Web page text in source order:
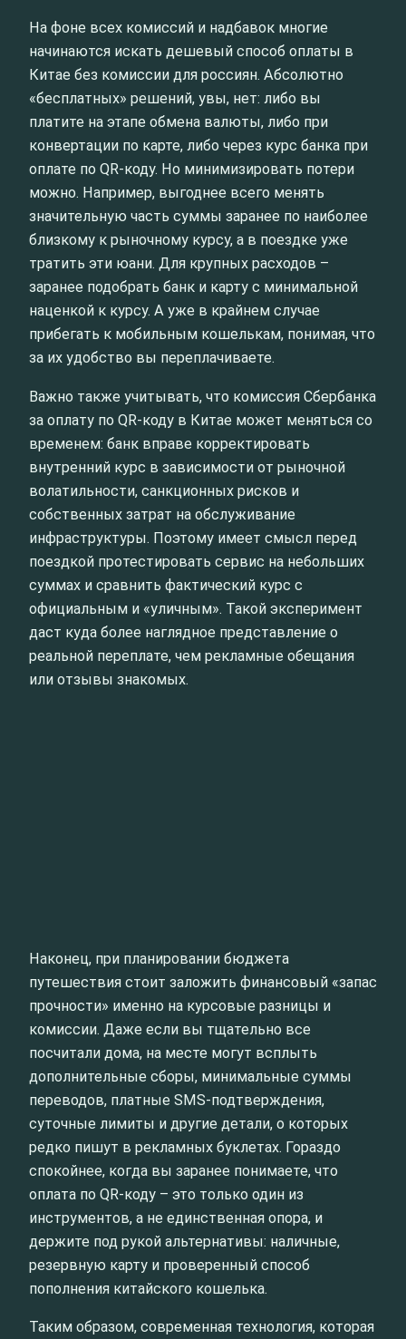
На фоне всех комиссий и надбавок многие
начинаются искать дешевый способ оплаты в
Китае без комиссии для россиян. Абсолютно
«бесплатных» решений, увы, нет: либо вы
платите на этапе обмена валюты, либо при
конвертации по карте, либо через курс банка при
оплате по QR-коду. Но минимизировать потери
можно. Например, выгоднее всего менять
значительную часть суммы заранее по наиболее
близкому к рыночному курсу, а в поездке уже
тратить эти юани. Для крупных расходов –
заранее подобрать банк и карту с минимальной
наценкой к курсу. А уже в крайнем случае
прибегать к мобильным кошелькам, понимая, что
за их удобство вы переплачиваете.
Важно также учитывать, что комиссия Сбербанка
за оплату по QR-коду в Китае может меняться со
временем: банк вправе корректировать
внутренний курс в зависимости от рыночной
волатильности, санкционных рисков и
собственных затрат на обслуживание
инфраструктуры. Поэтому имеет смысл перед
поездкой протестировать сервис на небольших
суммах и сравнить фактический курс с
официальным и «уличным». Такой эксперимент
даст куда более наглядное представление о
реальной переплате, чем рекламные обещания
или отзывы знакомых.
Наконец, при планировании бюджета
путешествия стоит заложить финансовый «запас
прочности» именно на курсовые разницы и
комиссии. Даже если вы тщательно все
посчитали дома, на месте могут всплыть
дополнительные сборы, минимальные суммы
переводов, платные SMS-подтверждения,
суточные лимиты и другие детали, о которых
редко пишут в рекламных буклетах. Гораздо
спокойнее, когда вы заранее понимаете, что
оплата по QR-коду – это только один из
инструментов, а не единственная опора, и
держите под рукой альтернативы: наличные,
резервную карту и проверенный способ
пополнения китайского кошелька.
Таким образом, современная технология, которая